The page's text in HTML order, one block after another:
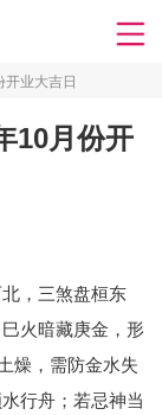
业大吉日
10月份开
，三煞盘桓东
火暗藏庚金，形
燥，需防金水失
行舟；若忌神当